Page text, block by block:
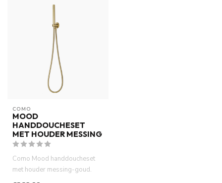
COMO
MOOD
HANDDOUCHESET
MET HOUDER MESSING
Como Mood handdoucheset
met houder messing-goud.
PVD afwerking en geborsteld.